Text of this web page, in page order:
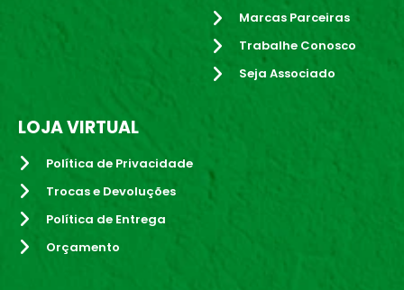
Marcas Parceiras
Trabalhe Conosco
Seja Associado
LOJA VIRTUAL
Política de Privacidade
Trocas e Devoluções
Política de Entrega
Orçamento